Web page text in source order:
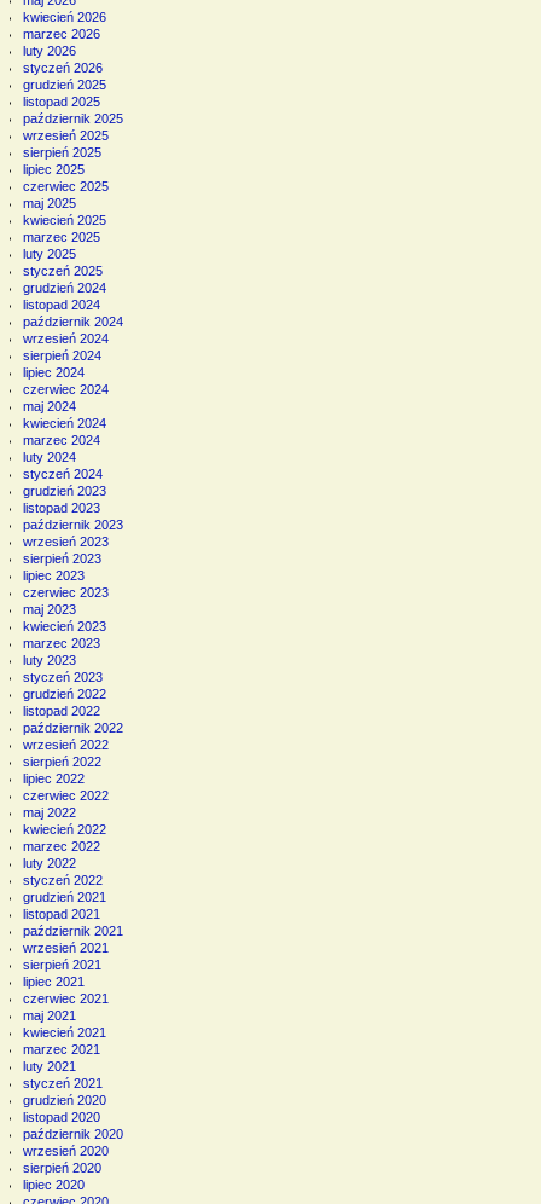
kwiecień 2026
marzec 2026
luty 2026
styczeń 2026
grudzień 2025
listopad 2025
październik 2025
wrzesień 2025
sierpień 2025
lipiec 2025
czerwiec 2025
maj 2025
kwiecień 2025
marzec 2025
luty 2025
styczeń 2025
grudzień 2024
listopad 2024
październik 2024
wrzesień 2024
sierpień 2024
lipiec 2024
czerwiec 2024
maj 2024
kwiecień 2024
marzec 2024
luty 2024
styczeń 2024
grudzień 2023
listopad 2023
październik 2023
wrzesień 2023
sierpień 2023
lipiec 2023
czerwiec 2023
maj 2023
kwiecień 2023
marzec 2023
luty 2023
styczeń 2023
grudzień 2022
listopad 2022
październik 2022
wrzesień 2022
sierpień 2022
lipiec 2022
czerwiec 2022
maj 2022
kwiecień 2022
marzec 2022
luty 2022
styczeń 2022
grudzień 2021
listopad 2021
październik 2021
wrzesień 2021
sierpień 2021
lipiec 2021
czerwiec 2021
maj 2021
kwiecień 2021
marzec 2021
luty 2021
styczeń 2021
grudzień 2020
listopad 2020
październik 2020
wrzesień 2020
sierpień 2020
lipiec 2020